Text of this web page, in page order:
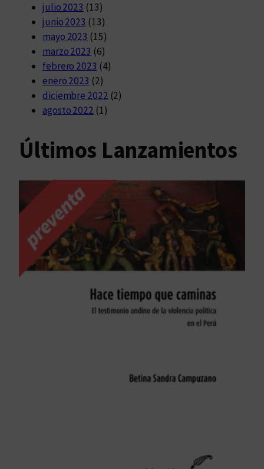
julio 2023 (13)
junio 2023 (13)
mayo 2023 (15)
marzo 2023 (6)
febrero 2023 (4)
enero 2023 (2)
diciembre 2022 (2)
agosto 2022 (1)
Últimos Lanzamientos